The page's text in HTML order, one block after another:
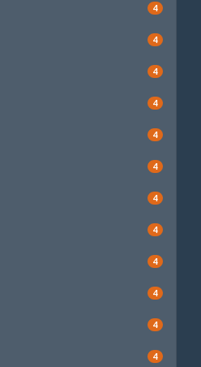
4
4
4
4
4
4
4
4
4
4
4
4